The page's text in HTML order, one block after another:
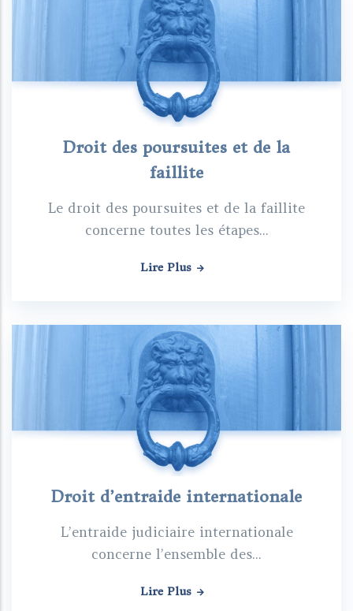
Droit des poursuites et de la
faillite
Le droit des poursuites et de la faillite
concerne toutes les étapes...
Lire Plus
Droit d’entraide internationale
L’entraide judiciaire internationale
concerne l’ensemble des...
Lire Plus